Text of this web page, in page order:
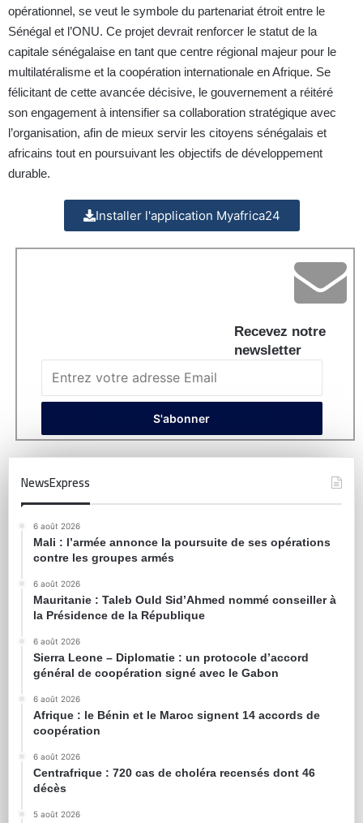
opérationnel, se veut le symbole du partenariat étroit entre le
Sénégal et l’ONU. Ce projet devrait renforcer le statut de la
capitale sénégalaise en tant que centre régional majeur pour le
multilatéralisme et la coopération internationale en Afrique. Se
félicitant de cette avancée décisive, le gouvernement a réitéré
son engagement à intensifier sa collaboration stratégique avec
l’organisation, afin de mieux servir les citoyens sénégalais et
africains tout en poursuivant les objectifs de développement
durable.
Installer l'application Myafrica24
Recevez notre
newsletter
NewsExpress
6 août 2026
Mali : l’armée annonce la poursuite de ses opérations
contre les groupes armés
6 août 2026
Mauritanie : Taleb Ould Sid’Ahmed nommé conseiller à
la Présidence de la République
6 août 2026
Sierra Leone – Diplomatie : un protocole d’accord
général de coopération signé avec le Gabon
6 août 2026
Afrique : le Bénin et le Maroc signent 14 accords de
coopération
6 août 2026
Centrafrique : 720 cas de choléra recensés dont 46
décès
5 août 2026